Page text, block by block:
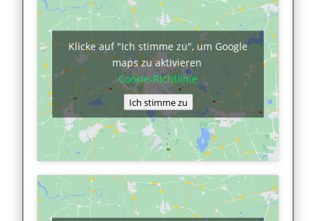
Klicke auf "Ich stimme zu", um Google
maps zu aktivieren
Cookie-Richtlinie
Ich stimme zu